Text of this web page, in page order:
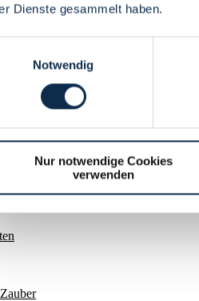
Dienste gesammelt haben.
Notwendig
Nur notwendige Cookies
verwenden